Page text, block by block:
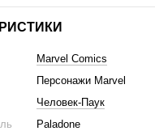
Marvel Comics
Персонажи Marvel
Человек-Паук
Paladone